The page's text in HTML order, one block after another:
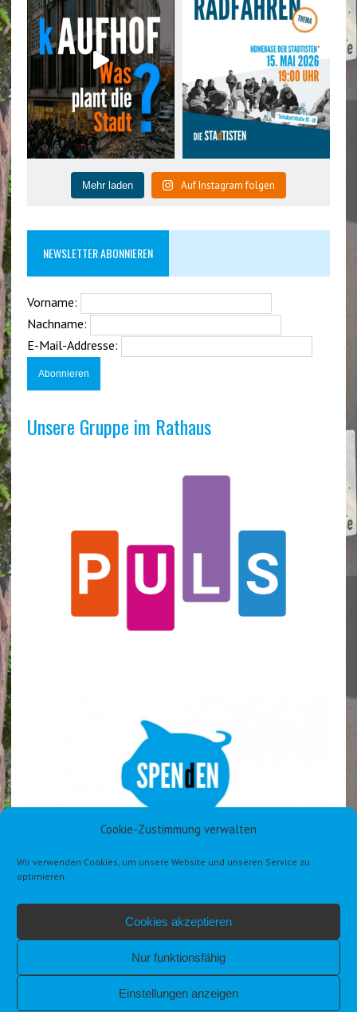
Cookie-Zustimmung verwalten
Wir verwenden Cookies, um unsere Website und unseren Service zu
optimieren.
Cookies akzeptieren
Nur funktionsfähig
Einstellungen anzeigen
Mehr laden Auf Instagram folgen
NEWSLETTER ABONNIEREN
Vorname:
Nachname:
E-Mail-Addresse:
Unsere Gruppe im Rathaus
DATENSCHUTZERKLÄRUNG DSGVO